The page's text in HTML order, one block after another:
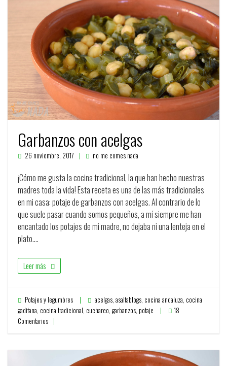
Garbanzos con acelgas
26 noviembre, 2017 no me comes nada
¡Cómo me gusta la cocina tradicional, la que han hecho nuestras
madres toda la vida! Esta receta es una de las más tradicionales
en mi casa: potaje de garbanzos con acelgas. Al contrario de lo
que suele pasar cuando somos pequeños, a mí siempre me han
encantado los potajes de mi madre, no dejaba ni una lenteja en el
plato.…
Leer más
Potajes y legumbres acelgas, asaltablogs, cocina andaluza, cocina
gaditana, cocina tradicional, cuchareo, garbanzos, potaje
18
Comentarios